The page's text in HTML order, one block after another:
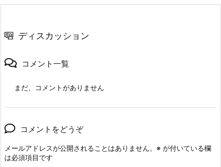
ディスカッション
コメント一覧
まだ、コメントがありません
コメントをどうぞ
メールアドレスが公開されることはありません。 ※ が付いている欄
は必須項目です